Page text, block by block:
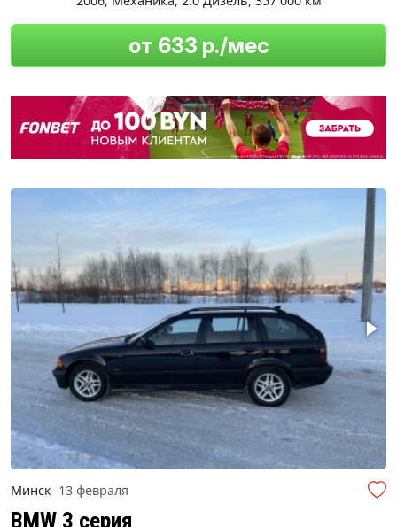
от 633 р./мес
Минск 13 февраля
BMW 3 серия